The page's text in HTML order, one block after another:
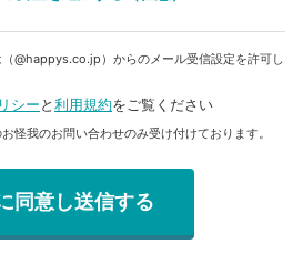
@happys.co.jp）からのメール受信設定を許可し
シーと利用規約をご覧ください
怪我のお問い合わせのみ受け付けております。